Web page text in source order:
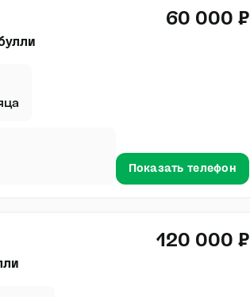
60 000 ₽
Показать телефон
120 000 ₽